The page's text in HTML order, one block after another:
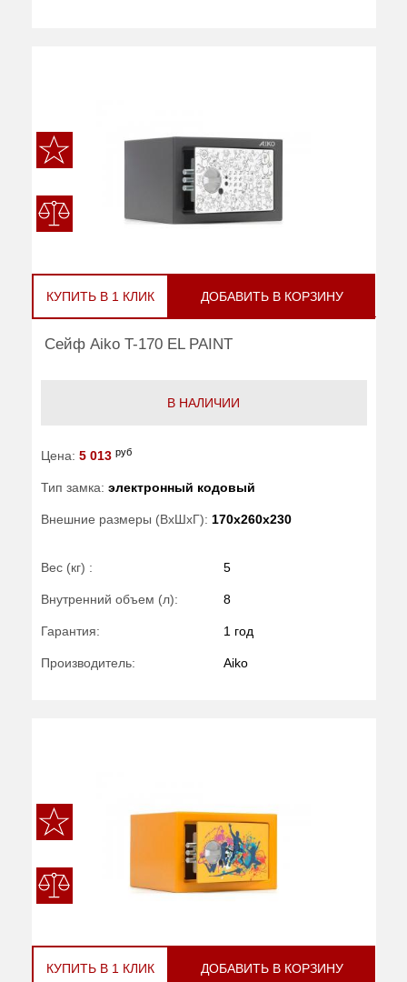
КУПИТЬ В 1 КЛИК ДОБАВИТЬ В КОРЗИНУ
Сейф Aiko T-170 EL PAINT
В НАЛИЧИИ
Цена: 5 013 руб
Тип замка: электронный кодовый
Внешние размеры (ВхШхГ): 170x260x230
Вес (кг) : 5
Внутренний объем (л): 8
Гарантия: 1 год
Производитель: Aiko
КУПИТЬ В 1 КЛИК ДОБАВИТЬ В КОРЗИНУ